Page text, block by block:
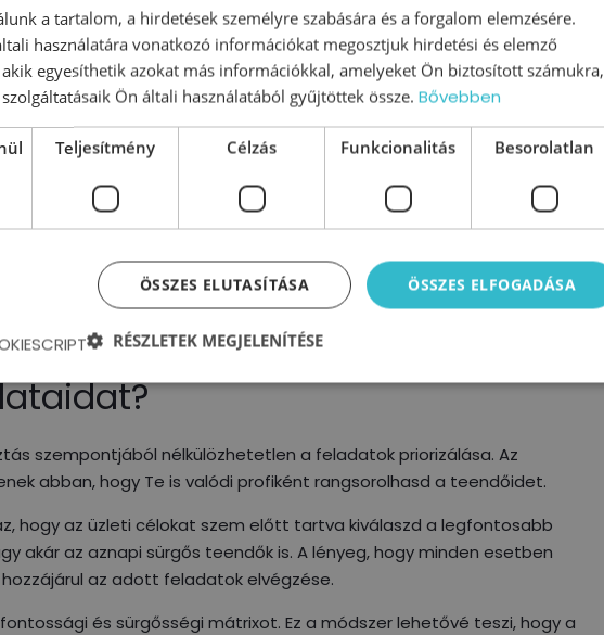
a munkában, de a magánéletben is fontos. Lehetővé teszi, hogy
életvitel pozitív hatással van az egészségre, a kapcsolatokra és az
munkahelyi teljesítményhez is hozzájárul.
támogatás
többet is tudni a témáról, illetve további segítséget, szakmai
gyakorlatias válaszokat kapni? Bővítenéd eszköztáradat és
Csatlakozz a TeamGuide Vezetői Akadémiához!
szempontjából nélkülözhetetlen a feladatok priorizálása. Az
abban, hogy Te is valódi profiként rangsorolhasd a teendőidet.
hogy az üzleti célokat szem előtt tartva kiválaszd a legfontosabb
akár az aznapi sürgős teendők is. A lényeg, hogy minden esetben
hozzájárul az adott feladatok elvégzése.
és sürgősségi mátrixot. Ez a módszer lehetővé teszi, hogy a
a tartalom, a hirdetések személyre szabására és a forgalom elemzésére.
használatára vonatkozó információkat megosztjuk hirdetési és elemző
egyesíthetik azokat más információkkal, amelyeket Ön biztosított számukra,
Ön általi használatából gyűjtöttek össze. Bővebben
Teljesítmény Célzás Funkcionalitás Besorolatlan
ÖSSZES ELFOGADÁSA
ÖSSZES ELUTASÍTÁSA
RÉSZLETEK MEGJELENÍTÉSE